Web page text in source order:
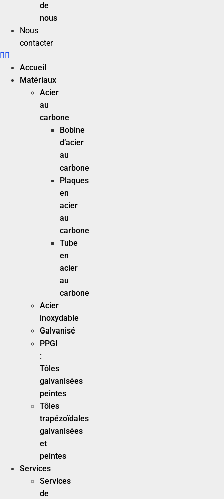
de
nous
Nous
contacter
Accueil
Matériaux
Acier
au
carbone
Bobine
d’acier
au
carbone
Plaques
en
acier
au
carbone
Tube
en
acier
au
carbone
Acier
inoxydable
Galvanisé
PPGI
:
Tôles
galvanisées
peintes
Tôles
trapézoïdales
galvanisées
et
peintes
Services
Services
de